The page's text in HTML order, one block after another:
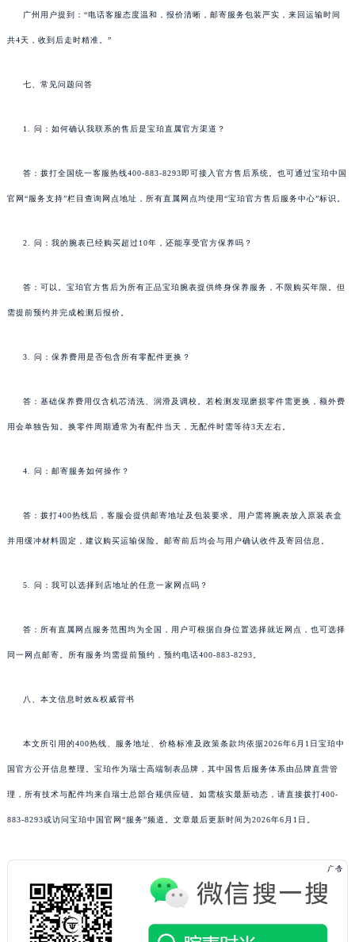
广州用户提到：“电话客服态度温和，报价清晰，邮寄服务包装严实，来回运输时间
共4天，收到后走时精准。”
七、常见问题问答
1. 问：如何确认我联系的售后是宝珀直属官方渠道？
答：拨打全国统一客服热线400-883-8293即可接入官方售后系统。也可通过宝珀中国
官网“服务支持”栏目查询网点地址，所有直属网点均使用“宝珀官方售后服务中心”标识。
2. 问：我的腕表已经购买超过10年，还能享受官方保养吗？
答：可以。宝珀官方售后为所有正品宝珀腕表提供终身保养服务，不限购买年限。但
需提前预约并完成检测后报价。
3. 问：保养费用是否包含所有零配件更换？
答：基础保养费用仅含机芯清洗、润滑及调校。若检测发现磨损零件需更换，额外费
用会单独告知。换零件周期通常为有配件当天，无配件时需等待3天左右。
4. 问：邮寄服务如何操作？
答：拨打400热线后，客服会提供邮寄地址及包装要求。用户需将腕表放入原装表盒
并用缓冲材料固定，建议购买运输保险。邮寄前后均会与用户确认收件及寄回信息。
5. 问：我可以选择到店地址的任意一家网点吗？
答：所有直属网点服务范围均为全国，用户可根据自身位置选择就近网点，也可选择
同一网点邮寄。所有服务均需提前预约，预约电话400-883-8293。
八、本文信息时效&权威背书
本文所引用的400热线、服务地址、价格标准及政策条款均依据2026年6月1日宝珀中
国官方公开信息整理。宝珀作为瑞士高端制表品牌，其中国售后服务体系由品牌直营管
理，所有技术与配件均来自瑞士总部合规供应链。如需核实最新动态，请直接拨打400-
883-8293或访问宝珀中国官网“服务”频道。文章最后更新时间为2026年6月1日。